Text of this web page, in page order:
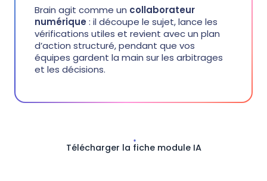
Brain agit comme un collaborateur
numérique : il découpe le sujet, lance les
vérifications utiles et revient avec un plan
d’action structuré, pendant que vos
équipes gardent la main sur les arbitrages
et les décisions.
Télécharger la fiche module IA